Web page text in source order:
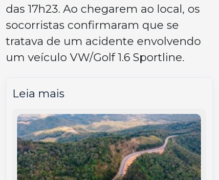
das 17h23. Ao chegarem ao local, os
socorristas confirmaram que se
tratava de um acidente envolvendo
um veículo VW/Golf 1.6 Sportline.
Leia mais